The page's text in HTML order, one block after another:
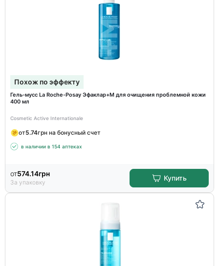
Похож по эффекту
Гель-мусс La Roche-Posay Эфаклар+М для очищения проблемной кожи
400 мл
Cosmetic Active Internationale
от5.74грн на бонусный счет
в наличии в 154 аптеках
от574.14грн
За упаковку
Купить